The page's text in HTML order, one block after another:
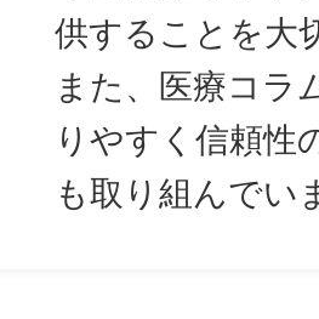
供することを大
また、医療コラ
りやすく信頼性
も取り組んでい